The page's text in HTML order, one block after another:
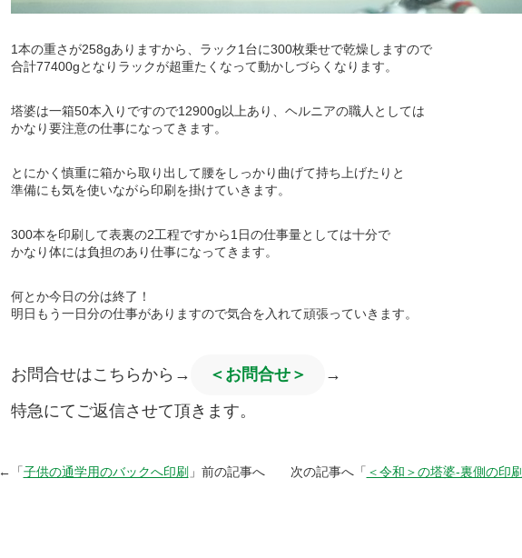
1本の重さが258gありますから、ラック1台に300枚乗せで乾燥しますので
合計77400gとなりラックが超重たくなって動かしづらくなります。
塔婆は一箱50本入りですので12900g以上あり、ヘルニアの職人としては
かなり要注意の仕事になってきます。
とにかく慎重に箱から取り出して腰をしっかり曲げて持ち上げたりと
準備にも気を使いながら印刷を掛けていきます。
300本を印刷して表裏の2工程ですから1日の仕事量としては十分で
かなり体には負担のあり仕事になってきます。
何とか今日の分は終了！
明日もう一日分の仕事がありますので気合を入れて頑張っていきます。
お問合せはこちらから→ ＜お問合せ＞
→
特急にてご返信させて頂きます。
←「子供の通学用のバックへ印刷 」前の記事へ 次の記事へ「 ＜令和＞の塔婆-裏側の印刷